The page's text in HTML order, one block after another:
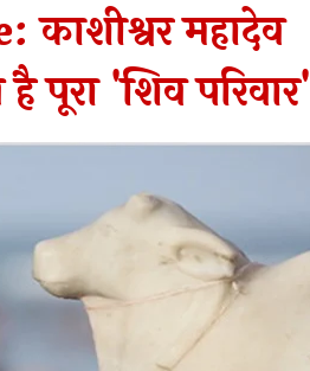
महादेव
पूरा 'शिव परिवार'